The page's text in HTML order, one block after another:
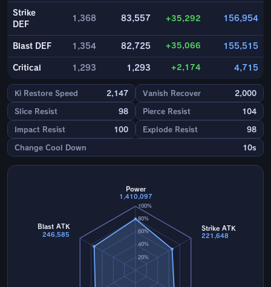
Strike
DEF
1,368 83,557 +35,292 156,954
Blast DEF 1,354 82,725 +35,066 155,515
Critical 1,293 1,293 +2,174 4,715
Ki Restore Speed 2,147 Vanish Recover 2,000
Slice Resist 98 Pierce Resist 104
Impact Resist 100 Explode Resist 98
Change Cool Down 10s
20%
40%
60%
80%
100%
Power
1,410,097
Strike ATK
221,648
Blast ATK
246,585